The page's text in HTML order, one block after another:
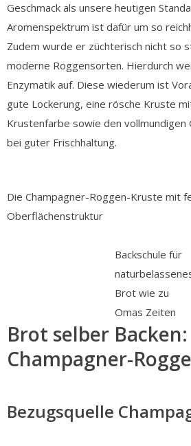
Geschmack als unsere heutigen
Aromenspektrum ist dafür um so
Zudem wurde er züchterisch nicht so
moderne Roggensorten. Hierdurch
Enzymatik auf. Diese wiederum ist
gute Lockerung, eine rösche Kruste
Krustenfarbe sowie den vollmundigen
bei guter Frischhaltung.
Die Champagner-Roggen-Kruste mit
Oberflächenstruktur
Backschule für
Brot wie zu
Omas Zeiten
Brot selber Backen:
Champagner-
Bezugsquelle